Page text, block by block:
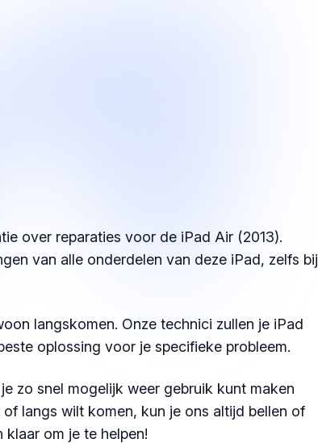
over reparaties voor de iPad Air (2013).
van alle onderdelen van deze iPad, zelfs bij
langskomen. Onze technici zullen je iPad
oplossing voor je specifieke probleem.
zo snel mogelijk weer gebruik kunt maken
langs wilt komen, kun je ons altijd bellen of
om je te helpen!